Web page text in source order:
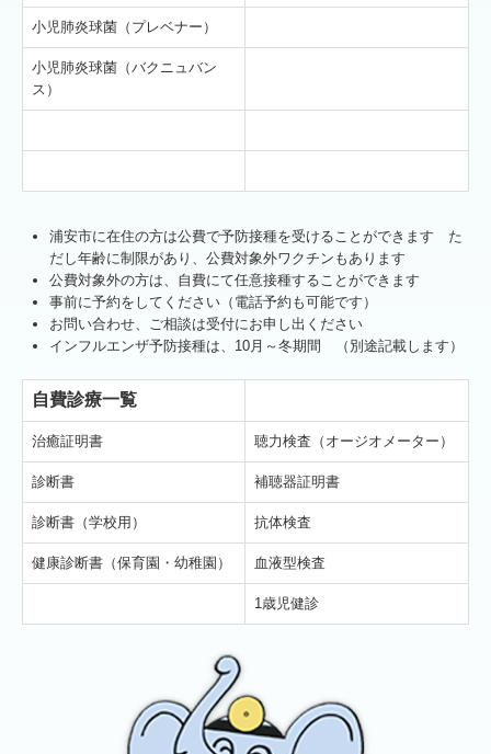
小児肺炎球菌（プレベナー）
小児肺炎球菌（バクニュバン
ス）
浦安市に在住の方は公費で予防接種を受けることができます た
だし年齢に制限があり、公費対象外ワクチンもあります
公費対象外の方は、自費にて任意接種することができます
事前に予約をしてください（電話予約も可能です）
お問い合わせ、ご相談は受付にお申し出ください
インフルエンザ予防接種は、10月～冬期間 （別途記載します）
自費診療一覧
治癒証明書 聴力検査（オージオメーター）
診断書 補聴器証明書
診断書（学校用） 抗体検査
健康診断書（保育園・幼稚園） 血液型検査
1歳児健診